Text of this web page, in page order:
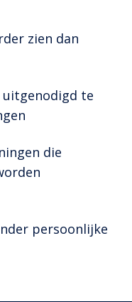
zien dan
uitgenodigd te
die
persoonlijke